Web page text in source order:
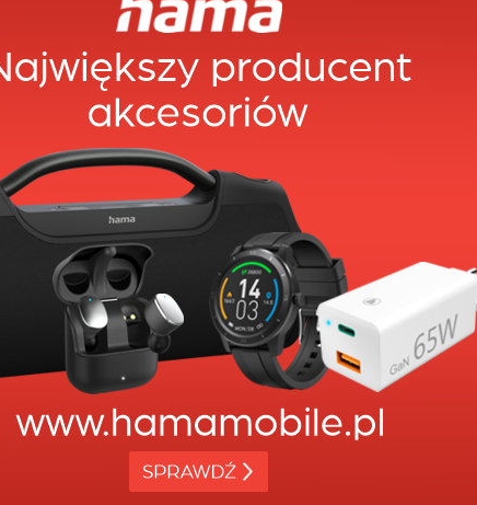
rozwiązania problemu
w przeglądarce